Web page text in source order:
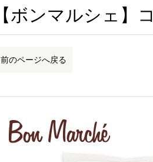
【ボンマルシェ】
前のページへ戻る